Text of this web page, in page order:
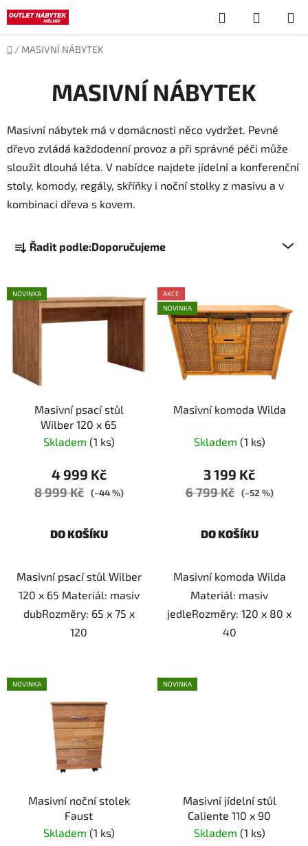
Přejít
na
obsah
Hledat
KOŠÍK
Domů
/ MASIVNÍ NÁBYTEK
MASIVNÍ NÁBYTEK
Masivní nábytek má v domácnosti něco vydržet. Pevné
dřevo zvládá každodenní provoz a při správné péči může
sloužit dlouhá léta. V nabídce najdete jídelní a konferenční
stoly, komody, regály, skříňky i noční stolky z masivu a v
kombinaci dřeva s kovem.
a
e
n
o
Řadit podle:Doporučujeme
V
ý
p
NOVINKA
Masivní psací stůl
Wilber 120 x 65
Skladem (1 ks)
4 999 Kč
8 999 Kč (–44 %)
DO KOŠÍKU
Masivní psací stůl Wilber
120 x 65 Materiál: masiv
dubRozměry: 65 x 75 x
120
AKCE
NOVINKA
Masivní komoda Wilda
Skladem (1 ks)
3 199 Kč
6 799 Kč (–52 %)
DO KOŠÍKU
Masivní komoda Wilda
Materiál: masiv
jedleRozměry: 120 x 80 x
40
NOVINKA
Masivní noční stolek
Faust
Skladem (1 ks)
NOVINKA
Masivní jídelní stůl
Caliente 110 x 90
Skladem (1 ks)